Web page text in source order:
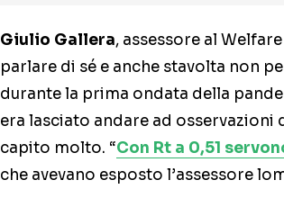
Giulio Gallera, assessore al
parlare di sé e anche stavolta non
durante la prima ondata della
era lasciato andare ad osservazioni
capito molto. “Con Rt a 0,51
che avevano esposto l’assessore